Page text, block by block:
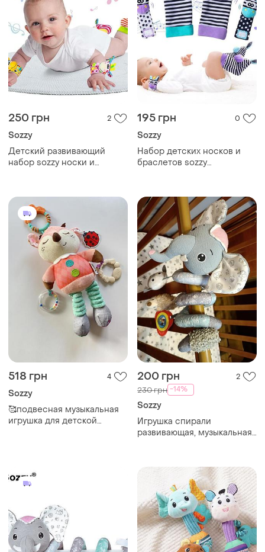
250 грн 2
Sozzy
Детский развивающий
набор sozzy носки и
195 грн 0
Sozzy
Набор детских носков и
браслетов sozzy
518 грн 4
Sozzy
🥰подвесная музыкальная
игрушка для детской
200 грн 2
230 грн -14%
Sozzy
Игрушка спирали
развивающая, музыкальная